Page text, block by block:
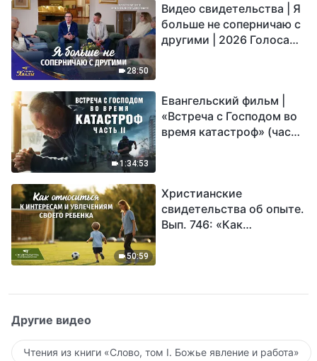
28:50
Видео свидетельства | Я
больше не соперничаю с
другими | 2026 Голоса
1:34:53
Евангельский фильм |
«Встреча с Господом во
время катастроф» (часть
спасение?
50:59
Христианские
свидетельства об опыте.
Вып. 746: «Как
Другие видео
Чтения из книги «Слово, том I. Божье явление и работа»